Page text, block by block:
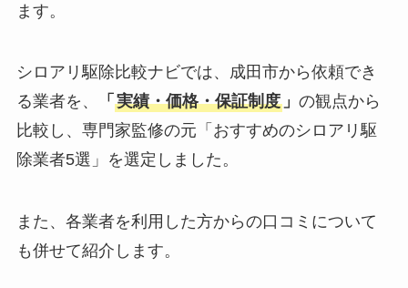
ます。
シロアリ駆除比較ナビでは、成田市から依頼でき
る業者を、
「 実績・価格・保証制度」 の観点から
比較し、専門家監修の元「おすすめのシロアリ駆
除業者5選」を選定しました。
また、各業者を利用した方からの口コミについて
も併せて紹介します。